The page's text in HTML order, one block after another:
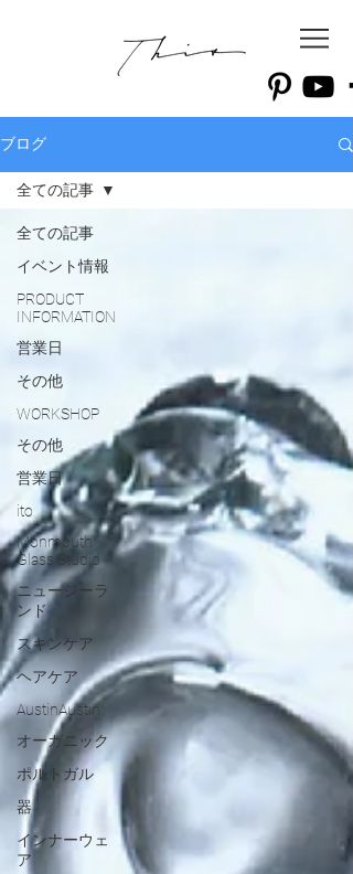
ブログ
全ての記事
イベント情報
PRODUCT
INFORMATION
営業日
その他
WORKSHOP
その他
営業日
ito
Monmouth
Glass Studio
ニュージーラ
ンド
スキンケア
ヘアケア
AustinAustin
オーガニック
ポルトガル
器
インナーウェ
ア
全ての記事